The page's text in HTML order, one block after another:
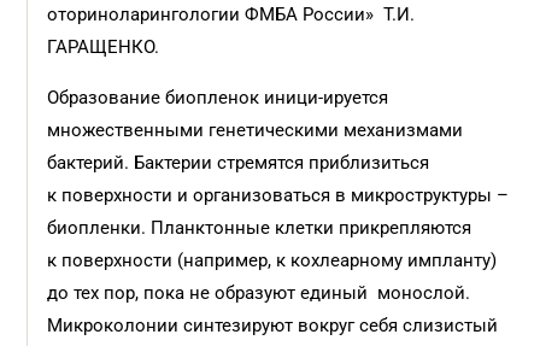
оториноларингологии ФМБА России» Т.И.
ГАРАЩЕНКО.
Образование биопленок иници-ируется
множественными генетическими механизмами
бактерий. Бактерии стремятся приблизиться
к поверхности и организоваться в микроструктуры –
биопленки. Планктонные клетки прикрепляются
к поверхности (например, к кохлеарному импланту)
до тех пор, пока не образуют единый монослой.
Микроколонии синтезируют вокруг себя слизистый